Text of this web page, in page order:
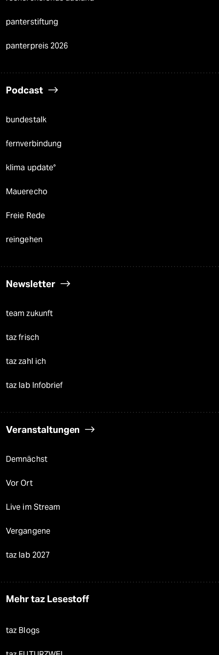
panterstiftung
panterpreis 2026
Podcast
bundestalk
fernverbindung
klima update°
Mauerecho
Freie Rede
reingehen
Newsletter
team zukunft
taz frisch
taz zahl ich
taz lab Infobrief
Veranstaltungen
Demnächst
Vor Ort
Live im Stream
Vergangene
taz lab 2027
Mehr taz Lesestoff
taz Blogs